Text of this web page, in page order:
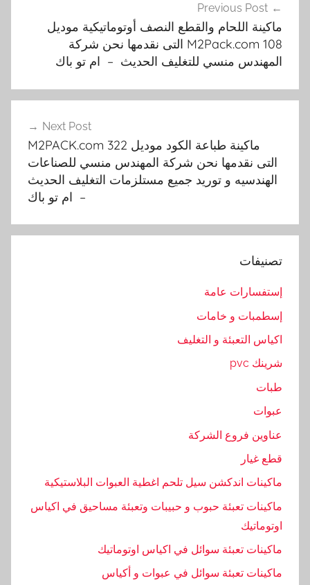
a
c
c
م
ت
ي
ي
ة
ل
ت
ى
ل
د
ث
,
المقالات
Previous Post
ماكينة اللحام والقطع النصف أوتوماتيكية موديل
108 M2Pack.com التى نقدمها نحن شركة
المهندس منسي للتغليف الحديث – ام تو باك
Next Post
ماكينة طباعة الكود موديل M2PACK.com 322
التى نقدمها نحن شركة المهندس منسي للصناعات
الهندسيه و توريد جميع مستلزمات التغليف الحديث
– ام تو باك
تصنيفات
إستفسارات عامة
إسطمبات و خامات
اكياس التعبئة و التغليف
شرينك pvc
طبات
عبوات
عناوين فروع الشركة
قطع غيار
ماكينات اندكشن سيل تلحم اغطية العبوات البلاستيكية
ماكينات تعبئة حبوب و حبيبات وتعبئة مساحيق في اكياس
اوتوماتيك
ماكينات تعبئة سوائل في اكياس اوتوماتيك
ماكينات تعبئة سوائل في عبوات و أكياس